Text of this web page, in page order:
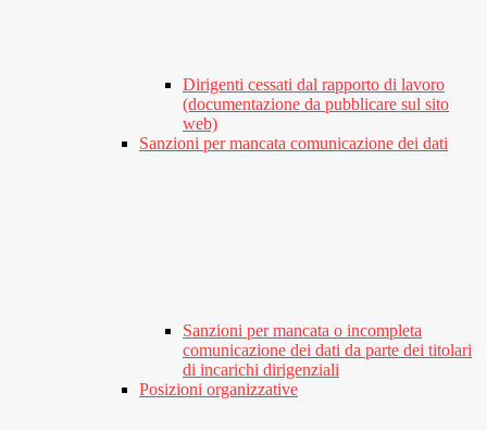
Dirigenti cessati dal rapporto di lavoro
(documentazione da pubblicare sul sito
web)
Sanzioni per mancata comunicazione dei dati
Sanzioni per mancata o incompleta
comunicazione dei dati da parte dei titolari
di incarichi dirigenziali
Posizioni organizzative